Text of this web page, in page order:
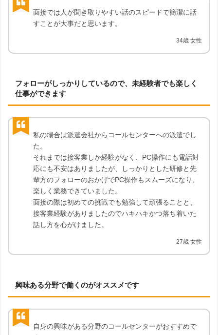
面接では人が聞き取りやすい話のスピードで簡潔に話
すことが大事だと思います。
34歳 女性
フォローがしっかりしているので、未経験者でも楽しく
仕事ができます
私の場合は派遣会社からコールセンターへの派遣でし
た。
それまでは接客業しか経験がなく、PC操作にも電話対
応にも不安はありましたが、しっかりとした研修と先
輩方のフォローのおかげでPC操作もスムーズになり、
楽しく業務できていました。
面接の際は初めての挑戦でも勉強して頑張ることと、
接客業経験がありましたのでハキハキかつ落ち着いた
話し方を心がけました。
27歳 女性
興味ある分野で働くのがオススメです
自身の興味がある分野のコールセンターがおすすめで